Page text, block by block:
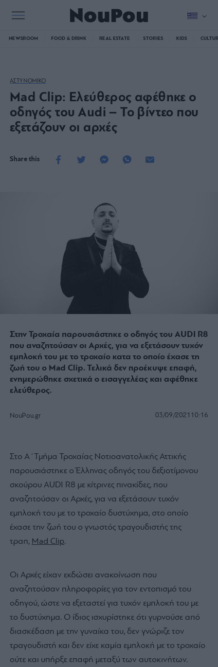
NEWSROOM FOOD & DRINK REAL ESTATE STORIES KIDS
ΑΣΤΥΝΟΜΙΚΟ
Mad Clip: Ελεύθερος αφέθηκε ο
οδηγός του Audi – Το βίντεο που
εξετάζουν οι αρχές
Share this
Στην Τροχαία παρουσιάστηκε ο οδηγός του AUDI R8
που αναζητούσαν οι Αρχές, για να εξετάσουν τυχόν
εμπλοκή του με το τροχαίο κατα το οποίο έχασε τη
ζωή του ο Mad Clip. Τελικά δεν προέκυψε επαφή,
ενημερώθηκε σχετικά ο εισαγγελέας και αφέθηκε
ελεύθερος.
NouPou.gr 03/09/2021 10:16
Στο Α΄Τμήμα Τροχαίας Νοτιοανατολικής Αττικής
παρουσιάστηκε ο Έλληνας οδηγός του δεξιοτίμονου
σκούρου AUDI R8 με κίτρινες πινακίδες, που
αναζητούσαν οι Αρχές, για να εξετάσουν τυχόν
εμπλοκή του με το τροχαίο δυστύχημα, στο οποίο
έχασε την ζωή του ο γνωστός τραγουδιστής της
τραπ, Mad Clip.
Οι Αρχές είχαν εκδώσει ανακοίνωση που
αναζητούσαν πληροφορίες για τον εντοπισμό του
οδηγού, ώστε να εξεταστεί για τυχόν εμπλοκή του με
το δυστύχημα. Ο ίδιος ισχυρίστηκε ότι γυρνούσε από
διασκέδαση με την γυναίκα του, δεν γνώριζε τον
τραγουδιστή και δεν είχε καμία εμπλοκή με το τροχαίο
ούτε και υπήρξε επαφή μεταξύ των αυτοκινήτων.